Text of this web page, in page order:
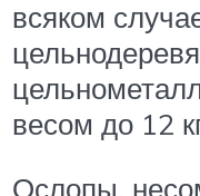
всяком
весом до 12
Ослопы,